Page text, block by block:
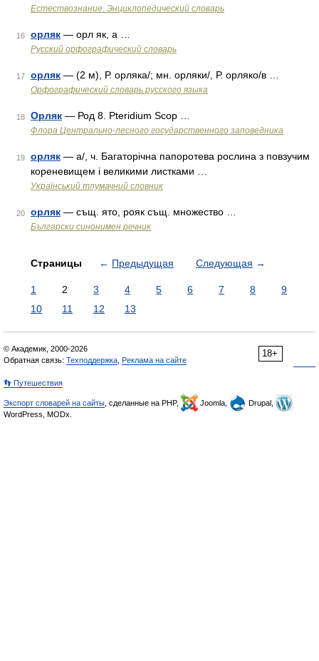
Естествознание. Энциклопедический словарь
16 орляк — орл як, а …
Русский орфографический словарь
17 орляк — (2 м), Р. орляка/; мн. орляки/, Р. орляко/в …
Орфографический словарь русского языка
18 Орляк — Род 8. Pteridium Scop …
Флора Центрально-лесного государственного заповедника
19 орляк — а/, ч. Багаторічна папоротева рослина з повзучим
кореневищем і великими листками …
Український тлумачний словник
20 орляк — същ. ято, рояк същ. множество …
Български синонимен речник
Страницы ← Предыдущая Следующая →
1 2 3 4 5 6 7 8
9
10
11 12 13
18+
© Академик, 2000-2026
Обратная связь: Техподдержка Реклама на сайте
👣 Путешествия
Экспорт словарей на сайты , сделанные на PHP, Joomla,
Drupal,
WordPress, MODx.